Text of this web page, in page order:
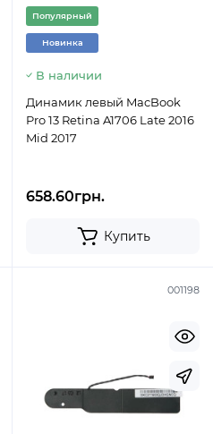
Популярный
Новинка
В наличии
Динамик левый MacBook
Pro 13 Retina A1706 Late 2016
Mid 2017
658.60грн.
Купить
001198